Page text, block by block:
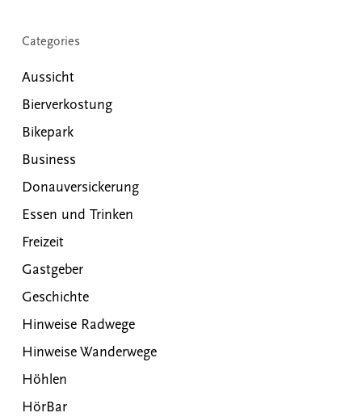
Categories
Aussicht
Bierverkostung
Bikepark
Business
Donauversickerung
Essen und Trinken
Freizeit
Gastgeber
Geschichte
Hinweise Radwege
Hinweise Wanderwege
Höhlen
HörBar